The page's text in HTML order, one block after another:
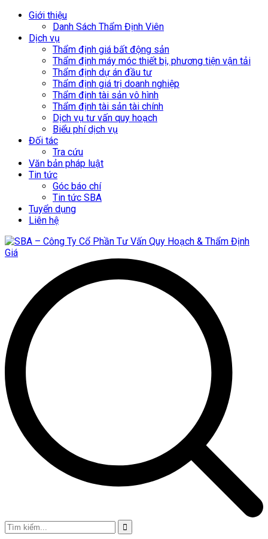
Giới thiệu
Danh Sách Thẩm Định Viên
Dịch vụ
Thẩm định giá bất động sản
Thẩm định máy móc thiết bị, phương tiện vận tải
Thẩm định dự án đầu tư
Thẩm định giá trị doanh nghiệp
Thẩm định tài sản vô hình
Thẩm định tài sản tài chính
Dịch vụ tư vấn quy hoạch
Biểu phí dịch vụ
Đối tác
Tra cứu
Văn bản pháp luật
Tin tức
Góc báo chí
Tin tức SBA
Tuyển dụng
Liên hệ